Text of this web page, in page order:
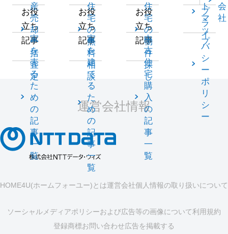
産
売
却
一
括
査
定
お役
立ち
記事
家
を
売
る
た
め
の
記
事
一
覧
住
宅
の
無
料
相
談
お役
立ち
記事
家
を
建
て
る
た
め
の
記
事
一
覧
住
宅
の
物
件
探
し
お役
立ち
記事
中
古
住
宅
購
入
の
記
事
一
覧
ト
マ
ッ
プ
会
社
プ
ラ
イ
バ
シ
ー
ポ
リ
シ
ー
運営会社情報
HOME4U(ホームフォーユー)とは運営会社個人情報の取り扱いについて
ソーシャルメディアポリシーおよび広告等の画像について利用規約
登録商標お問い合わせ広告を掲載する